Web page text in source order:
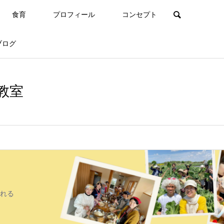
食育 プロフィール コンセプト
ログ
室
る